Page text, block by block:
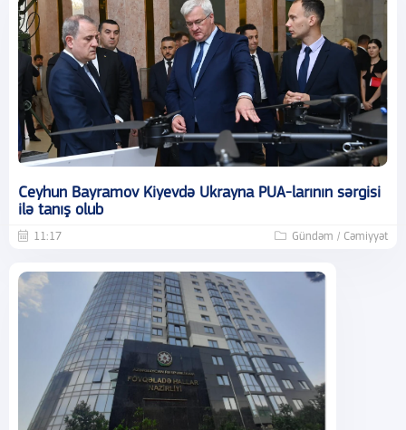
Ceyhun Bayramov Kiyevdə Ukrayna PUA-larının sərgisi
ilə tanış olub
11:17 Gündəm / Cəmiyyət